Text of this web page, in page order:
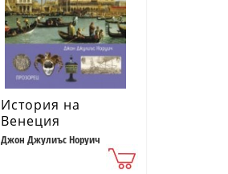
История на
Венеция
Джон Джулиъс Норуич